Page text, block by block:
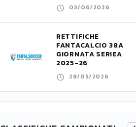
03/06/2026
RETTIFICHE
FANTACALCIO 38A
GIORNATA SERIEA
2025-26
28/05/2026